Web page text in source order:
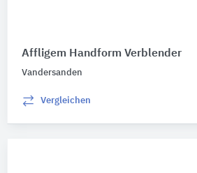
Affligem Handform Verblender
Vandersanden
Vergleichen